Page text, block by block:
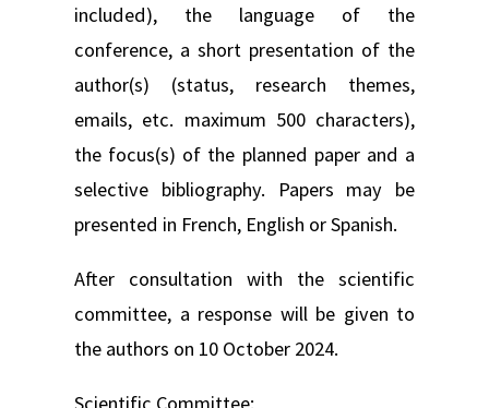
included), the language of the
conference, a short presentation of the
author(s) (status, research themes,
emails, etc. maximum 500 characters),
the focus(s) of the planned paper and a
selective bibliography. Papers may be
presented in French, English or Spanish.
After consultation with the scientific
committee, a response will be given to
the authors on 10 October 2024.